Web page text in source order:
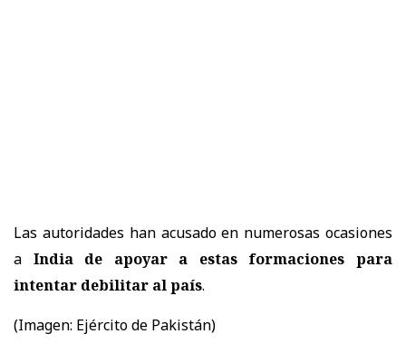
Las autoridades han acusado en numerosas ocasiones
a India de apoyar a estas formaciones para
intentar debilitar al país.
(Imagen: Ejército de Pakistán)